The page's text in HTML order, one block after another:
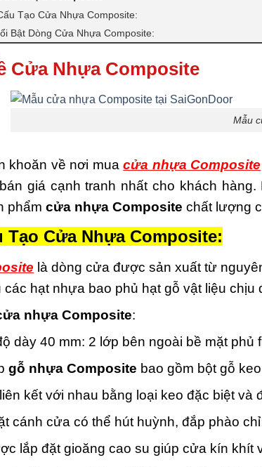
Tạo Cửa Nhựa Composite:
Bật Dòng Cửa Nhựa Composite:
Cửa Nhựa Composite
Mẫu
khoăn về nơi muacửa nhựa Composite
giá cạnh tranh nhất cho khách hàng.
phẩm cửa nhựa Composite chất lượng
Tạo Cửa Nhựa Composite:
là dòng cửa được sản xuất từ
các hạt nhựa bao phủ hạt gỗ vật liệu
nhựa Composite:
dày 40 mm: 2 lớp bên ngoài bề mặt phủ
gỗ nhựa Composite bao gồm bột gỗ
kết với nhau bằng loại keo đặc biệt
cánh cửa có thể hút huỳnh, đắp phào
lắp đặt gioăng cao su giúp cửa kín khít